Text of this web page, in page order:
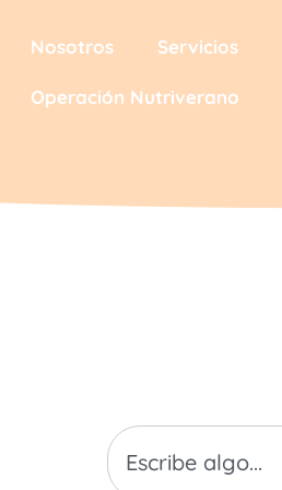
Nosotros Servicios
Operación Nutriverano